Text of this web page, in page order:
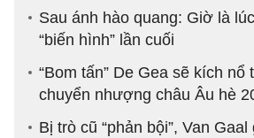
Sau ánh hào quang: Giờ là
“biến hình” lần cuối
“Bom tấn” De Gea sẽ kích nổ
chuyển nhượng châu Âu hè
Bị trò cũ “phản bội”, Van